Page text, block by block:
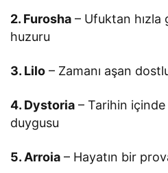
2. Furosha – Ufuktan hızla
huzuru
3. Lilo – Zamanı aşan
4. Dystoria – Tarihin
duygusu
5. Arroia – Hayatın bir